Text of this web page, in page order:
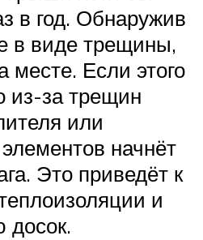
в год. Обнаружив
в виде трещины,
месте. Если этого
из-за трещин
или
начнёт
Это приведёт к
и
досок.